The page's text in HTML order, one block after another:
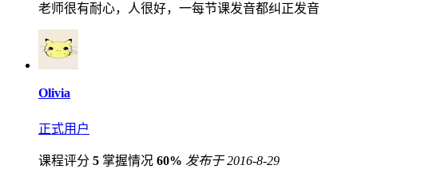
老师很有耐心，人很好，一每节课发音都纠正发音
Olivia
正式用户
课程评分 5 掌握情况 60% 发布于 2016-8-29